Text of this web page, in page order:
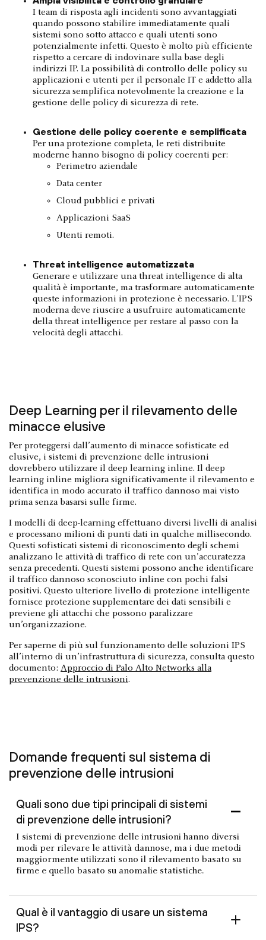
I team di risposta agli incidenti sono avvantaggiati
quando possono stabilire immediatamente quali
sistemi sono sotto attacco e quali utenti sono
potenzialmente infetti. Questo è molto più efficiente
rispetto a cercare di indovinare sulla base degli
indirizzi IP. La possibilità di controllo delle policy su
applicazioni e utenti per il personale IT e addetto alla
sicurezza semplifica notevolmente la creazione e la
gestione delle policy di sicurezza di rete.
Gestione delle policy coerente e semplificata
Per una protezione completa, le reti distribuite
moderne hanno bisogno di policy coerenti per:
Perimetro aziendale
Data center
Cloud pubblici e privati
Applicazioni SaaS
Utenti remoti.
Threat intelligence automatizzata
Generare e utilizzare una threat intelligence di alta
qualità è importante, ma trasformare automaticamente
queste informazioni in protezione è necessario. L'IPS
moderna deve riuscire a usufruire automaticamente
della threat intelligence per restare al passo con la
velocità degli attacchi.
Deep Learning per il rilevamento delle
minacce elusive
Per proteggersi dall’aumento di minacce sofisticate ed
elusive, i sistemi di prevenzione delle intrusioni
dovrebbero utilizzare il deep learning inline. Il deep
learning inline migliora significativamente il rilevamento e
identifica in modo accurato il traffico dannoso mai visto
prima senza basarsi sulle firme.
I modelli di deep-learning effettuano diversi livelli di analisi
e processano milioni di punti dati in qualche millisecondo.
Questi sofisticati sistemi di riconoscimento degli schemi
analizzano le attività di traffico di rete con un'accuratezza
senza precedenti. Questi sistemi possono anche identificare
il traffico dannoso sconosciuto inline con pochi falsi
positivi. Questo ulteriore livello di protezione intelligente
fornisce protezione supplementare dei dati sensibili e
previene gli attacchi che possono paralizzare
un’organizzazione.
Per saperne di più sul funzionamento delle soluzioni IPS
all’interno di un’infrastruttura di sicurezza, consulta questo
documento: Approccio di Palo Alto Networks alla
prevenzione delle intrusioni.
Domande frequenti sul sistema di
prevenzione delle intrusioni
Quali sono due tipi principali di sistemi
di prevenzione delle intrusioni?
I sistemi di prevenzione delle intrusioni hanno diversi
modi per rilevare le attività dannose, ma i due metodi
maggiormente utilizzati sono il rilevamento basato su
firme e quello basato su anomalie statistiche.
Qual è il vantaggio di usare un sistema
IPS?